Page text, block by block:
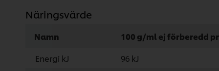
Näringsvärde
Namn
100 g/ml ej förberedd
Energi kJ
96 kJ